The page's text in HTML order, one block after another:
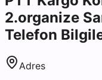
2.organize
Telefon
Adres